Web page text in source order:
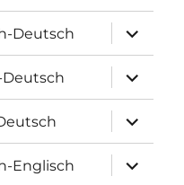
Deutsch
öffnen
öffnen
öffnen
Englisch
öffnen